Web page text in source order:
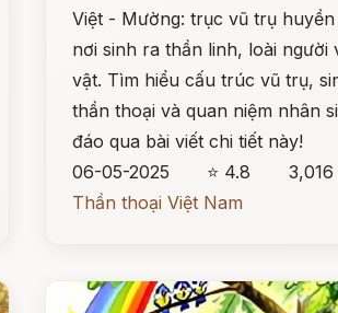
Việt - Mường: trục vũ trụ huyền
nơi sinh ra thần linh, loài người
vật. Tìm hiểu cấu trúc vũ trụ,
thần thoại và quan niệm nhân
đáo qua bài viết chi tiết này!
06-05-2025
⭐ 4.8
Thần thoại Việt Nam